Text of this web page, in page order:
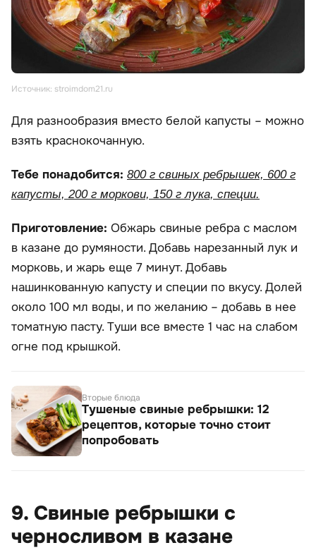
Источник: stroimdom21.ru
Для разнообразия вместо белой капусты – можно
взять краснокочанную.
Тебе понадобится: 800 г свиных ребрышек, 600 г
капусты, 200 г моркови, 150 г лука, специи.
Приготовление: Обжарь свиные ребра с маслом
в казане до румяности. Добавь нарезанный лук и
морковь, и жарь еще 7 минут. Добавь
нашинкованную капусту и специи по вкусу. Долей
около 100 мл воды, и по желанию – добавь в нее
томатную пасту. Туши все вместе 1 час на слабом
огне под крышкой.
Вторые блюда
Тушеные свиные ребрышки: 12
рецептов, которые точно стоит
попробовать
9. Свиные ребрышки с
черносливом в казане